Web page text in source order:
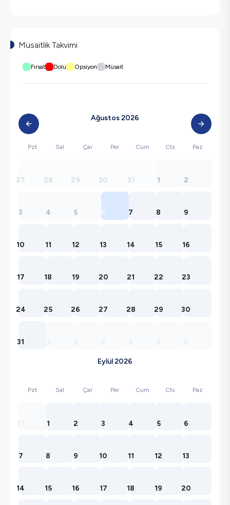
Müsaitlik Takvimi
Fırsat Dolu Opsiyon Müsait
Ağustos 2026
Pzt Sal Çar Per Cum Cts Paz
27 28 29 30 31 1 2
3 4 5 6 7 8 9
10 11 12 13 14 15 16
17 18 19 20 21 22 23
24 25 26 27 28 29 30
31
Eylül 2026
Pzt Sal Çar Per Cum Cts Paz
1 2 3 4 5 6
7 8 9 10 11 12 13
14 15 16 17 18 19 20